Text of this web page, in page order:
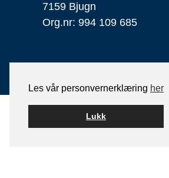
Les vår personvernerklæring her
Lukk
7159 Bjugn
Org.nr: 994 109 685